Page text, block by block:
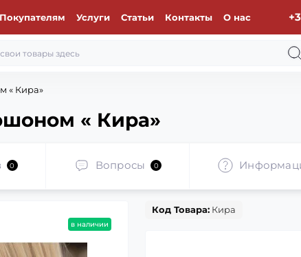
Покупателям Услуги Статьи Контакты О нас
« Кира»
« Кира»
0 Вопросы 0
в наличии
Код Товара: Кира